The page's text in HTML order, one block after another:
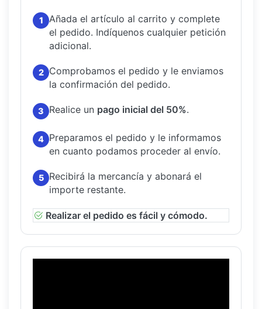
1
Añada el artículo al carrito y complete
el pedido. Indíquenos cualquier petición
adicional.
2
Comprobamos el pedido y le enviamos
la confirmación del pedido.
3 Realice un pago inicial del 50%.
4 Preparamos el pedido y le informamos
en cuanto podamos proceder al envío.
5
Recibirá la mercancía y abonará el
importe restante.
Realizar el pedido es fácil y cómodo.